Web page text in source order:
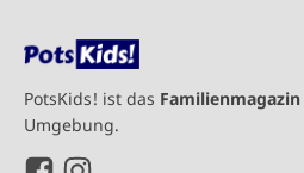
PotsKids! ist das Familienmagazin
Umgebung.